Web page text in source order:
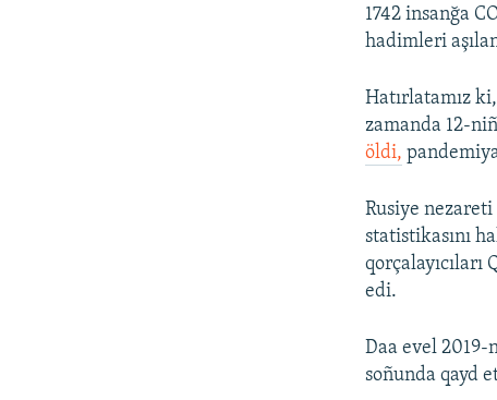
1742 insanğa
hadimleri
Hatırlatamız
zamanda 12-
öldi,
Rusiye
statistikasını
edi.
Daa evel 2019-
soñunda qayd